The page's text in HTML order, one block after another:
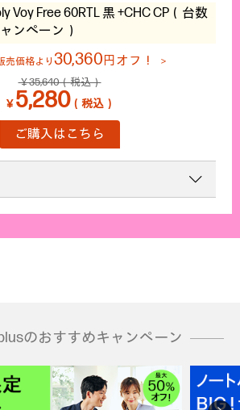
Voy Free 60RTL 黒 +CHC CP（台数
ンペーン）
売価格より30,360 円オフ！
￥35,640（税込）
￥5,280（税込）
ご購入はこちら
のおすすめキャンペーン